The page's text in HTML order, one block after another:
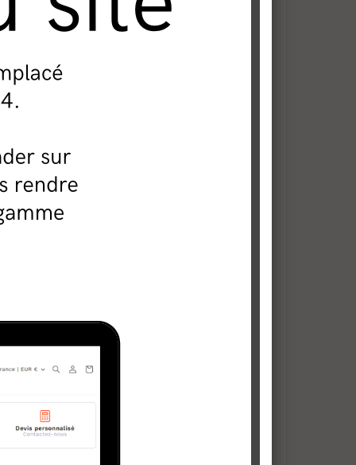
de 2 ans pour que les enregistreurs 16 canaux passent du